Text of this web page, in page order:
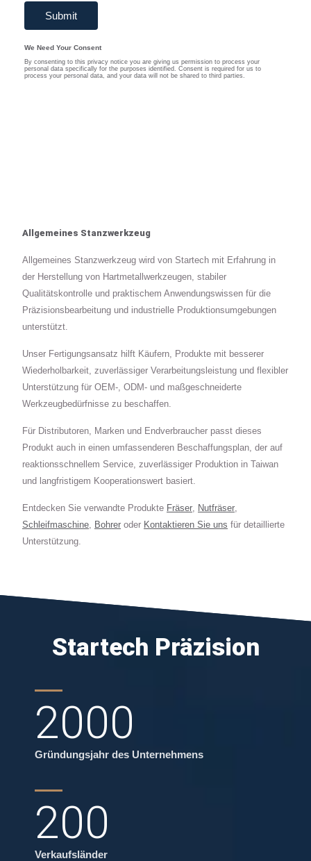
Allgemeines Stanzwerkzeug
Allgemeines Stanzwerkzeug wird von Startech mit Erfahrung in
der Herstellung von Hartmetallwerkzeugen, stabiler
Qualitätskontrolle und praktischem Anwendungswissen für die
Präzisionsbearbeitung und industrielle Produktionsumgebungen
unterstützt.
Unser Fertigungsansatz hilft Käufern, Produkte mit besserer
Wiederholbarkeit, zuverlässiger Verarbeitungsleistung und flexibler
Unterstützung für OEM-, ODM- und maßgeschneiderte
Werkzeugbedürfnisse zu beschaffen.
Für Distributoren, Marken und Endverbraucher passt dieses
Produkt auch in einen umfassenderen Beschaffungsplan, der auf
reaktionsschnellem Service, zuverlässiger Produktion in Taiwan
und langfristigem Kooperationswert basiert.
Entdecken Sie verwandte Produkte Fräser, Nutfräser,
Schleifmaschine, Bohrer oder Kontaktieren Sie uns für detaillierte
Unterstützung.
Startech Präzision
2000
Gründungsjahr des Unternehmens
200
Verkaufsländer